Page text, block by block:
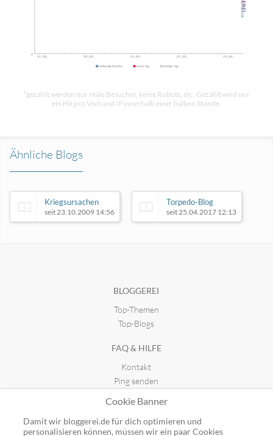
*gezählt werden nur reale Besucher, keine Robots, etc. Gezählt wird nur
ein Hit pro Visit und IP innerhalb einer halben Stunde.
Ähnliche Blogs
Kriegsursachen
seit 23.10.2009 14:56
Torpedo-Blog
seit 25.04.2017 12:13
BLOGGEREI
Top-Themen
Top-Blogs
FAQ & HILFE
Kontakt
Ping senden
GUTSCHEINE
Cookie Banner
Damit wir bloggerei.de für dich optimieren und
personalisieren können, müssen wir ein paar Cookies